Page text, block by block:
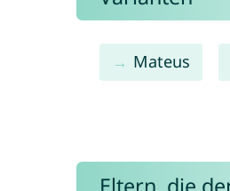
Mateus
Eltern, die